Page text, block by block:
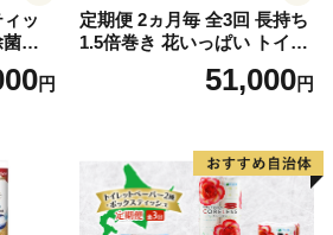
ッ
詰
用品
き 外
円
定期便 2ヵ月毎 全3回 長持ち
1.5倍巻き 花いっぱい トイレ
ットペーパー ダブル 45ｍ 計
72ロール 全18種 花柄 プリン
ー 消耗品 備蓄 送料無料 北海
道 倶知安町 日用品
51,000円